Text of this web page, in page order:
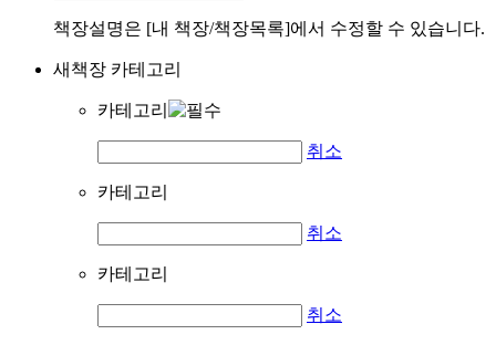
책장설명은 [내 책장/책장목록]에서 수정할 수 있습니다.
새책장 카테고리
카테고리
취소
카테고리
취소
카테고리
취소